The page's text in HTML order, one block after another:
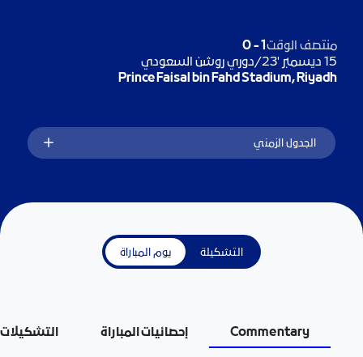
منتصف الوقت1
-
0
15 ديسمبر '23
/دوري روشن السعودي
Prince Faisal bin Fahd Stadium, Riyadh
الجدول الزمني
التشكيلة يوم المباراة
Commentary إحصائيات المباراة التشكيلات